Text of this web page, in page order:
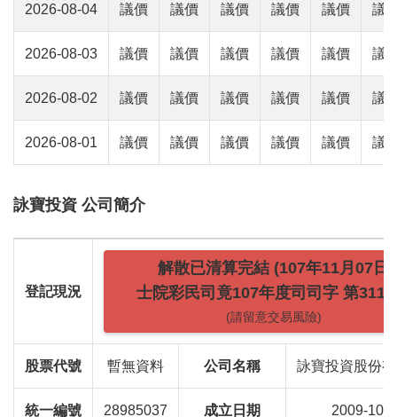
2026-08-04 議價 議價 議價 議價 議價 議
2026-08-03 議價 議價 議價 議價 議價 議
2026-08-02 議價 議價 議價 議價 議價 議
2026-08-01 議價 議價 議價 議價 議價 議
詠寶投資 公司簡介
登記現況
解散已清算完結 (107年11月07日
士院彩民司竟107年度司司字 第311
(請留意交易風險)
股票代號 暫無資料 公司名稱 詠寶投資股份
統一編號 28985037 成立日期 2009-10-